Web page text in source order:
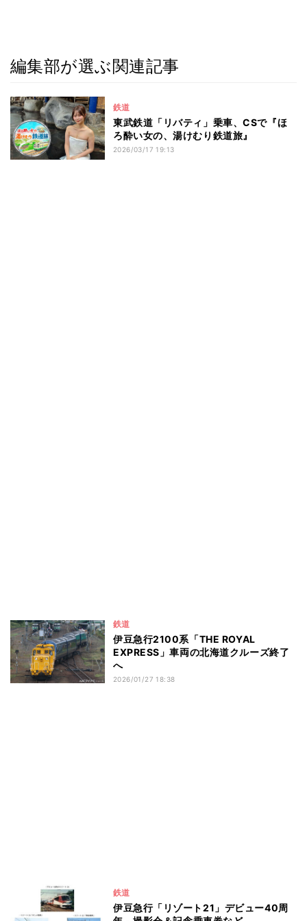
編集部が選ぶ関連記事
鉄道
東武鉄道「リバティ」乗車、CSで『ほ
ろ酔い女の、湯けむり鉄道旅』
2026/03/17 19:13
鉄道
伊豆急行2100系「THE ROYAL
EXPRESS」車両の北海道クルーズ終了
へ
2026/01/27 18:38
鉄道
伊豆急行「リゾート21」デビュー40周